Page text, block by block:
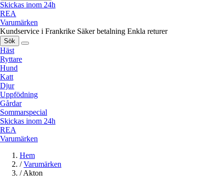
Skickas inom 24h
REA
Varumärken
Kundservice i Frankrike Säker betalning Enkla returer
Sök
Häst
Ryttare
Hund
Katt
Djur
Uppfödning
Gårdar
Sommarspecial
Skickas inom 24h
REA
Varumärken
Hem
/ Varumärken
/ Akton